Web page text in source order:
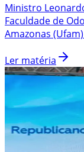
Ministro
Faculdade de
Amazonas
Ler matéria